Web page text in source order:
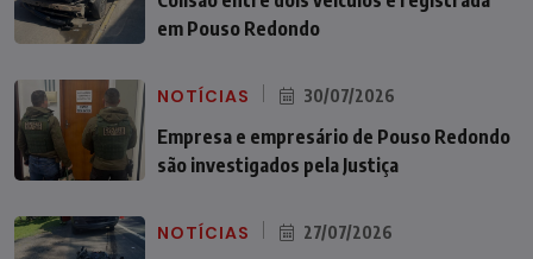
em Pouso Redondo
NOTÍCIAS 30/07/2026
Empresa e empresário de Pouso Redondo
são investigados pela Justiça
NOTÍCIAS 27/07/2026